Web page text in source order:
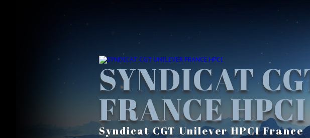
SYNDICAT
FRANCE HPCI
Syndicat CGT Unilever HPCI France